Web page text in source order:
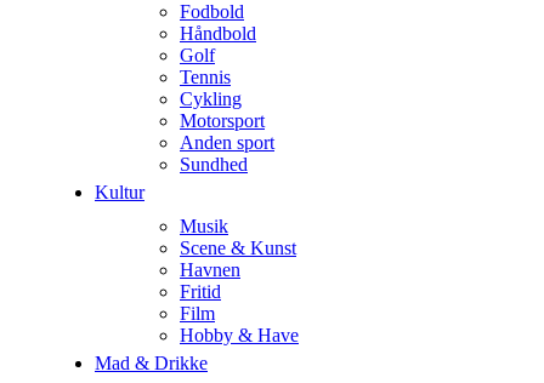
Fodbold
Håndbold
Golf
Tennis
Cykling
Motorsport
Anden sport
Sundhed
Kultur
Musik
Scene & Kunst
Havnen
Fritid
Film
Hobby & Have
Mad & Drikke